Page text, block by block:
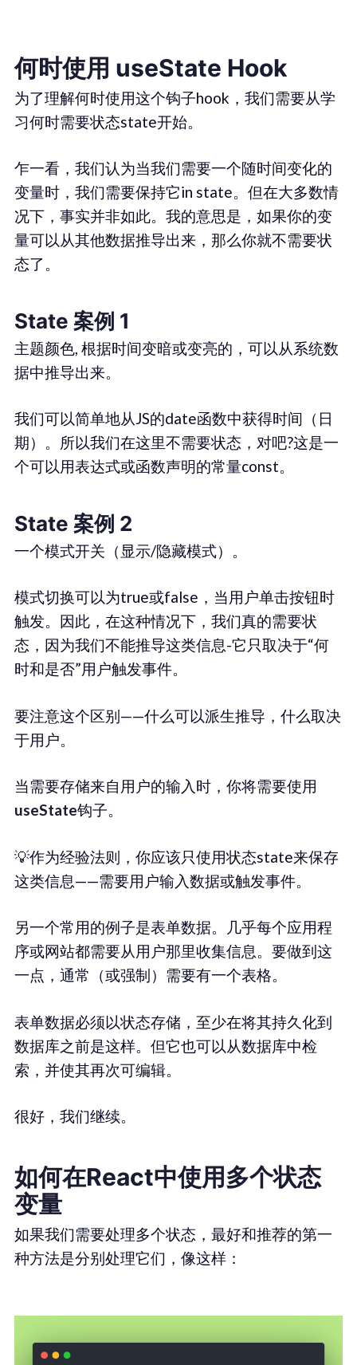
何时使用 useState Hook
为了理解何时使用这个钩子hook，我们需要从学
习何时需要状态state开始。
乍一看，我们认为当我们需要一个随时间变化的
变量时，我们需要保持它in state。但在大多数情
况下，事实并非如此。我的意思是，如果你的变
量可以从其他数据推导出来，那么你就不需要状
态了。
State 案例 1
主题颜色, 根据时间变暗或变亮的，可以从系统数
据中推导出来。
我们可以简单地从JS的date函数中获得时间（日
期）。所以我们在这里不需要状态，对吧?这是一
个可以用表达式或函数声明的常量const。
State 案例 2
一个模式开关（显示/隐藏模式）。
模式切换可以为true或false，当用户单击按钮时
触发。因此，在这种情况下，我们真的需要状
态，因为我们不能推导这类信息-它只取决于“何
时和是否”用户触发事件。
要注意这个区别——什么可以派生推导，什么取决
于用户。
当需要存储来自用户的输入时，你将需要使用
useState钩子。
💡作为经验法则，你应该只使用状态state来保存
这类信息——需要用户输入数据或触发事件。
另一个常用的例子是表单数据。几乎每个应用程
序或网站都需要从用户那里收集信息。要做到这
一点，通常（或强制）需要有一个表格。
表单数据必须以状态存储，至少在将其持久化到
数据库之前是这样。但它也可以从数据库中检
索，并使其再次可编辑。
很好，我们继续。
如何在React中使用多个状态
变量
如果我们需要处理多个状态，最好和推荐的第一
种方法是分别处理它们，像这样：